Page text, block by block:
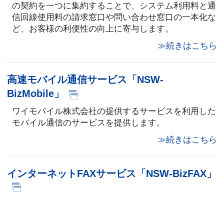
の契約を一つに集約することで、システム利用料と通
信回線使用料の請求窓口や問い合わせ窓口の一本化な
ど、お客様の利便性の向上に寄与します。
≫続きはこちら
高速モバイル通信サービス「NSW-
BizMobile」
ワイモバイル株式会社の提供するサービスを利用した
モバイル通信のサービスを提供します。
≫続きはこちら
インターネットFAXサービス「NSW-BizFAX」